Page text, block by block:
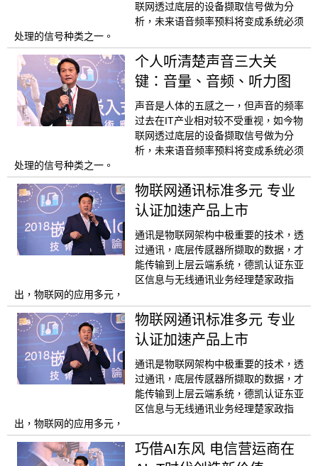
联网透过底层的设备撷取信号做为分
析，未来语音频率预料将变成系统必须
处理的信号种类之一。
个人听清楚声音三大关
键：音量、音频、听力图
声音是人体的五感之一，但声音的频率
过去在IT产业相对较不受重视，如今物
联网透过底层的设备撷取信号做为分
析，未来语音频率预料将变成系统必须
处理的信号种类之一。
物联网通讯标准多元 专业
认证加速产品上市
通讯是物联网架构中极重要的技术，透
过通讯，底层传感器所撷取的数据，才
能传输到上层云端系统，德凯认证东亚
区信息与无线通讯业务经理楚家政指
出，物联网的应用多元，
物联网通讯标准多元 专业
认证加速产品上市
通讯是物联网架构中极重要的技术，透
过通讯，底层传感器所撷取的数据，才
能传输到上层云端系统，德凯认证东亚
区信息与无线通讯业务经理楚家政指
出，物联网的应用多元，
巧借AI东风 电信营运商在